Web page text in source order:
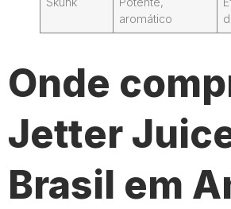
aromático
Onde
Jetter
Brasil em